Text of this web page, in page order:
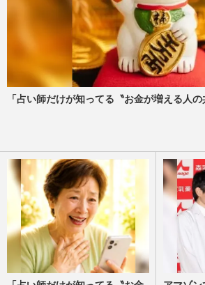
「占い師だけが知ってる〝お金が増える人の